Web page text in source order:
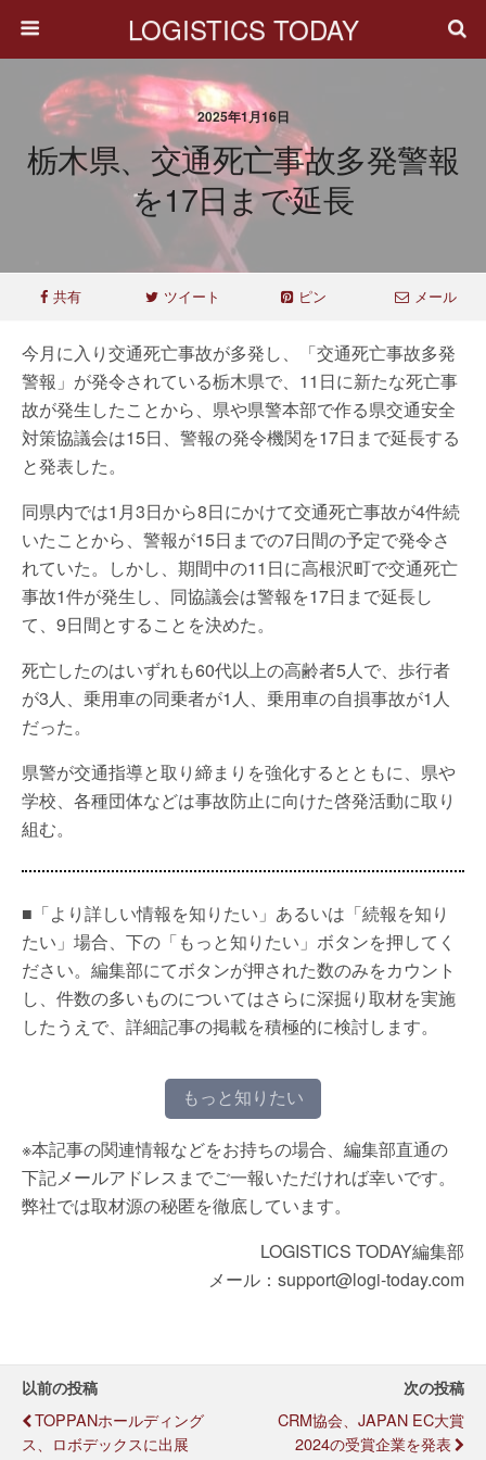
LOGISTICS TODAY
2025年1月16日
栃木県、交通死亡事故多発警報
を17日まで延長
共有 ツイート ピン メール
今月に入り交通死亡事故が多発し、「交通死亡事故多発
警報」が発令されている栃木県で、11日に新たな死亡事
故が発生したことから、県や県警本部で作る県交通安全
対策協議会は15日、警報の発令機関を17日まで延長する
と発表した。
同県内では1月3日から8日にかけて交通死亡事故が4件続
いたことから、警報が15日までの7日間の予定で発令さ
れていた。しかし、期間中の11日に高根沢町で交通死亡
事故1件が発生し、同協議会は警報を17日まで延長し
て、9日間とすることを決めた。
死亡したのはいずれも60代以上の高齢者5人で、歩行者
が3人、乗用車の同乗者が1人、乗用車の自損事故が1人
だった。
県警が交通指導と取り締まりを強化するとともに、県や
学校、各種団体などは事故防止に向けた啓発活動に取り
組む。
■「より詳しい情報を知りたい」あるいは「続報を知り
たい」場合、下の「もっと知りたい」ボタンを押してく
ださい。編集部にてボタンが押された数のみをカウント
し、件数の多いものについてはさらに深掘り取材を実施
したうえで、詳細記事の掲載を積極的に検討します。
もっと知りたい
※本記事の関連情報などをお持ちの場合、編集部直通の
下記メールアドレスまでご一報いただければ幸いです。
弊社では取材源の秘匿を徹底しています。
LOGISTICS TODAY編集部
メール：support@logi-today.com
以前の投稿
TOPPANホールディング
ス、ロボデックスに出展
次の投稿
CRM協会、JAPAN EC大賞
2024の受賞企業を発表